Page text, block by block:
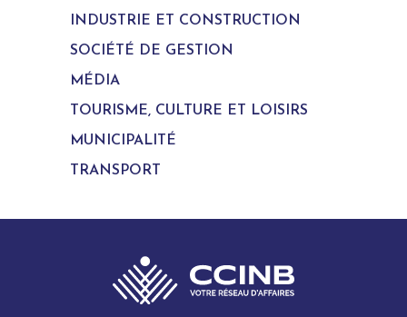
INDUSTRIE ET CONSTRUCTION
SOCIÉTÉ DE GESTION
MÉDIA
TOURISME, CULTURE ET LOISIRS
MUNICIPALITÉ
TRANSPORT